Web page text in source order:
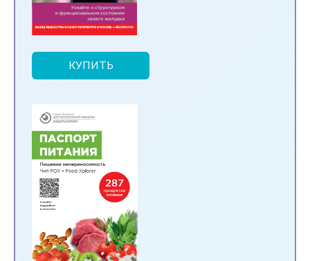
КУПИТЬ